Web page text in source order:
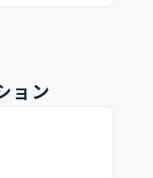
ョン